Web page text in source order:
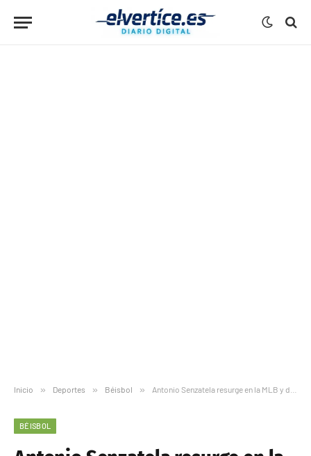
Inicio » Deportes » Béisbol » Antonio Senzatela resurge en la MLB y despierta rumores de traspaso
BÉISBOL